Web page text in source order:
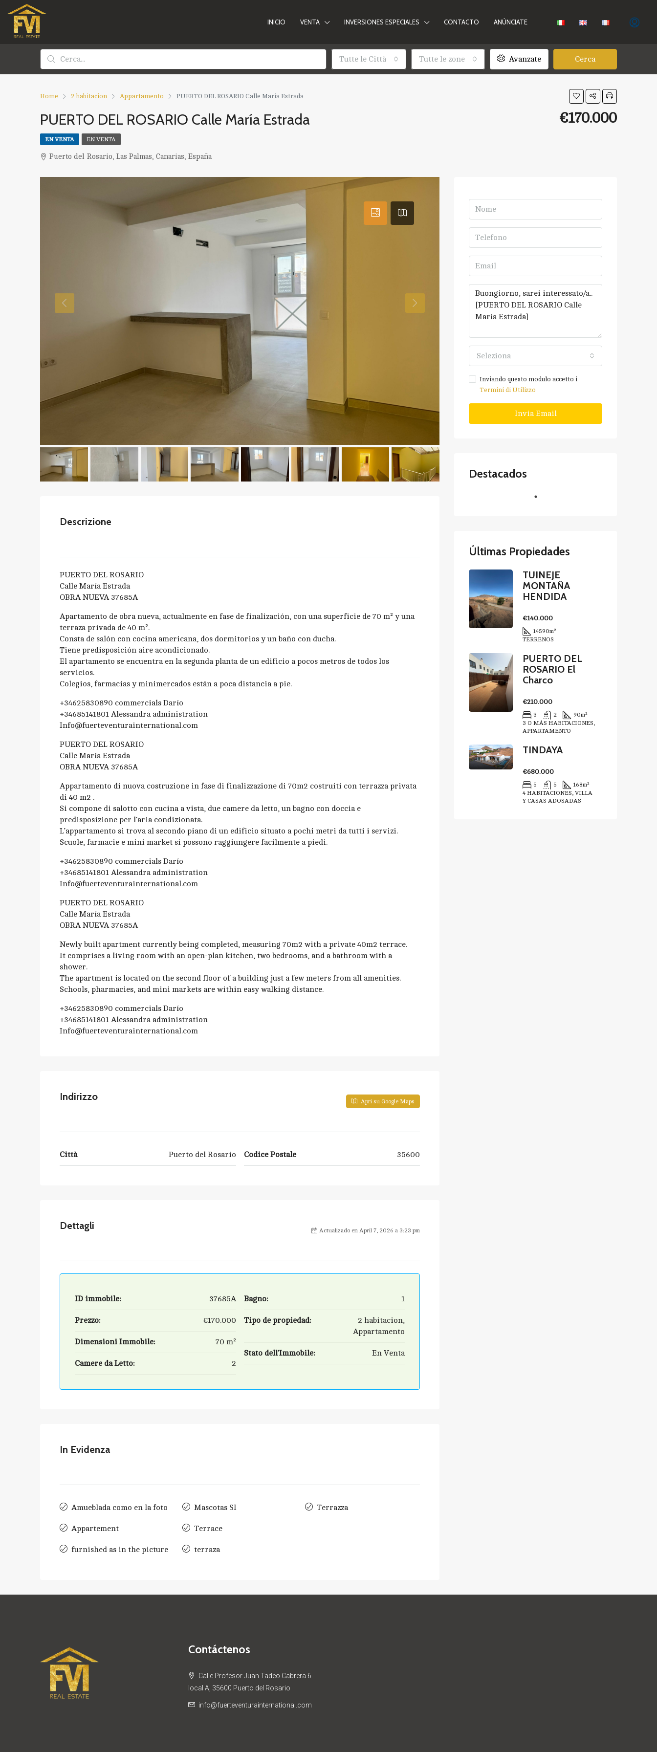
INICIO VENTA INVERSIONES ESPECIALES CONTACTO ANÚNCIATE
Tutte le Città Tutte le zone Avanzate Cerca
Home 2 habitacion Appartamento PUERTO DEL ROSARIO Calle María Estrada
PUERTO DEL ROSARIO Calle María Estrada €170.000
EN VENTA EN VENTA
Puerto del Rosario, Las Palmas, Canarias, España
Descrizione
PUERTO DEL ROSARIO
Calle María Estrada
OBRA NUEVA 37685A
Apartamento de obra nueva, actualmente en fase de finalización, con una superficie de 70 m² y una
terraza privada de 40 m².
Consta de salón con cocina americana, dos dormitorios y un baño con ducha.
Tiene predisposición aire acondicionado.
El apartamento se encuentra en la segunda planta de un edificio a pocos metros de todos los
servicios.
Colegios, farmacias y minimercados están a poca distancia a pie.
+34625830890 commercials Darío
+34685141801 Alessandra administration
Info@fuerteventurainternational.com
PUERTO DEL ROSARIO
Calle María Estrada
OBRA NUEVA 37685A
Appartamento di nuova costruzione in fase di finalizzazione di 70m2 costruiti con terrazza privata
di 40 m2 .
Si compone di salotto con cucina a vista, due camere da letto, un bagno con doccia e
predisposizione per l’aria condizionata.
L’appartamento si trova al secondo piano di un edificio situato a pochi metri da tutti i servizi.
Scuole, farmacie e mini market si possono raggiungere facilmente a piedi.
+34625830890 commercials Darío
+34685141801 Alessandra administration
Info@fuerteventurainternational.com
PUERTO DEL ROSARIO
Calle María Estrada
OBRA NUEVA 37685A
Newly built apartment currently being completed, measuring 70m2 with a private 40m2 terrace.
It comprises a living room with an open-plan kitchen, two bedrooms, and a bathroom with a
shower.
The apartment is located on the second floor of a building just a few meters from all amenities.
Schools, pharmacies, and mini markets are within easy walking distance.
+34625830890 commercials Darío
+34685141801 Alessandra administration
Info@fuerteventurainternational.com
Indirizzo Apri su Google Maps
Città Puerto del Rosario Codice Postale 35600
Dettagli Actualizado en April 7, 2026 a 3:23 pm
ID immobile: 37685A
Prezzo: €170.000
Dimensioni Immobile: 70 m²
Camere da Letto: 2
Bagno: 1
Tipo de propiedad:
2 habitacion,
Appartamento
Stato dell'Immobile: En Venta
In Evidenza
Amueblada como en la foto
Appartement
furnished as in the picture
Mascotas SI
Terrace
terraza
Terrazza
Seleziona
Inviando questo modulo accetto i
Termini di Utilizzo
Invia Email
Destacados
Últimas Propiedades
TUINEJE
MONTAÑA
HENDIDA
€140.000
14590m²
TERRENOS
PUERTO DEL
ROSARIO El
Charco
€210.000
3 2 90m²
3 O MÁS HABITACIONES,
APPARTAMENTO
TINDAYA
€680.000
5 5 168m²
4 HABITACIONES, VILLA
Y CASAS ADOSADAS
Contáctenos
Calle Profesor Juan Tadeo Cabrera 6
local A, 35600 Puerto del Rosario
info@fuerteventurainternational.com